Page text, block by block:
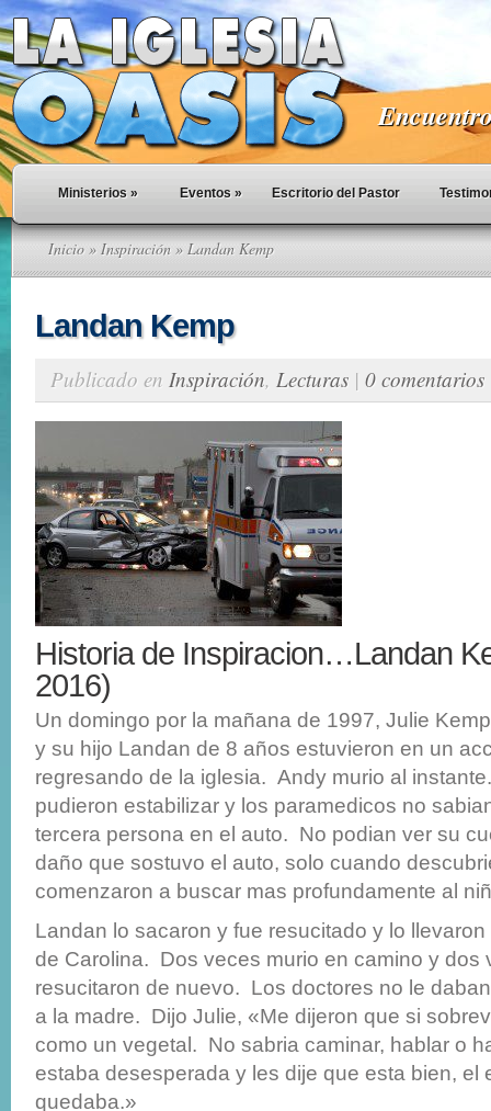
Ministerios » Eventos » Escritorio del Pastor
Inicio » Inspiración » Landan Kemp
Landan Kemp
Publicado en Inspiración, Lecturas | 0 comentarios
Historia de Inspiracion…Landan
2016)
Un domingo por la mañana de 1997, Julie
y su hijo Landan de 8 años estuvieron en un
regresando de la iglesia. Andy murio al
pudieron estabilizar y los paramedicos no
tercera persona en el auto. No podian ver su
daño que sostuvo el auto, solo cuando
comenzaron a buscar mas profundamente al
Landan lo sacaron y fue resucitado y lo
de Carolina. Dos veces murio en camino y dos
resucitaron de nuevo. Los doctores no le
a la madre. Dijo Julie, «Me dijeron que si
como un vegetal. No sabria caminar, hablar o
estaba desesperada y les dije que esta bien, el
quedaba.»